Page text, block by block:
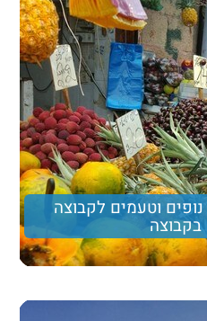
וטעמים לקבוצה
טעימות דוכנים, ביקור בשכונת
שאננים וימין משה אל